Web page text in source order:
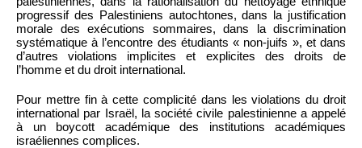
progressif des Palestiniens autochtones, dans la justification
morale des exécutions sommaires, dans la discrimination
systématique à l’encontre des étudiants « non-juifs », et dans
d’autres violations implicites et explicites des droits de
l’homme et du droit international.
Pour mettre fin à cette complicité dans les violations du droit
international par Israël, la société civile palestinienne a appelé
à un boycott académique des institutions académiques
israéliennes complices.